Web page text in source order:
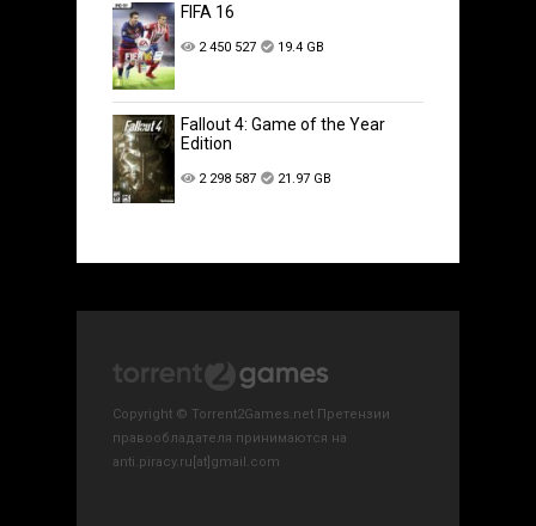
FIFA 16
2 450 527 19.4 GB
Fallout 4: Game of the Year
Edition
2 298 587 21.97 GB
Copyright © Torrent2Games.net Претензии
правообладателя принимаются на
anti.piracy.ru[at]gmail.com